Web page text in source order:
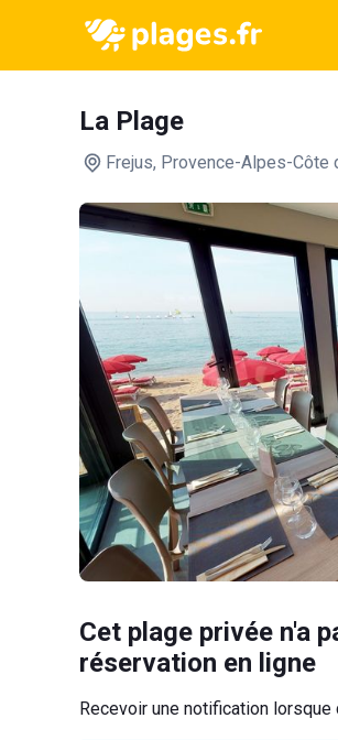
La Plage
Frejus, Provence-Alpes-Côte
Cet plage privée n'a
réservation en ligne
Recevoir une notification